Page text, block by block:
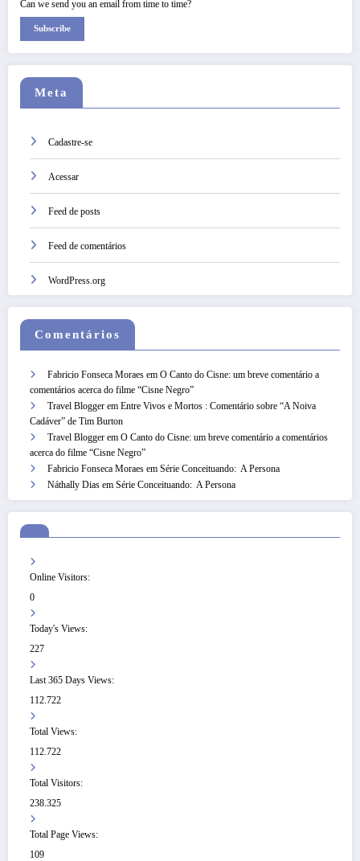
Can we send you an email from time to time?
Subscribe
Meta
Cadastre-se
Acessar
Feed de posts
Feed de comentários
WordPress.org
Comentários
Fabricio Fonseca Moraes em O Canto do Cisne: um breve comentário a
comentários acerca do filme “Cisne Negro”
Travel Blogger em Entre Vivos e Mortos : Comentário sobre “A Noiva
Cadáver” de Tim Burton
Travel Blogger em O Canto do Cisne: um breve comentário a comentários
acerca do filme “Cisne Negro”
Fabricio Fonseca Moraes em Série Conceituando: A Persona
Náthally Dias em Série Conceituando: A Persona
Online Visitors:
0
Today's Views:
227
Last 365 Days Views:
112.722
Total Views:
112.722
Total Visitors:
238.325
Total Page Views:
109